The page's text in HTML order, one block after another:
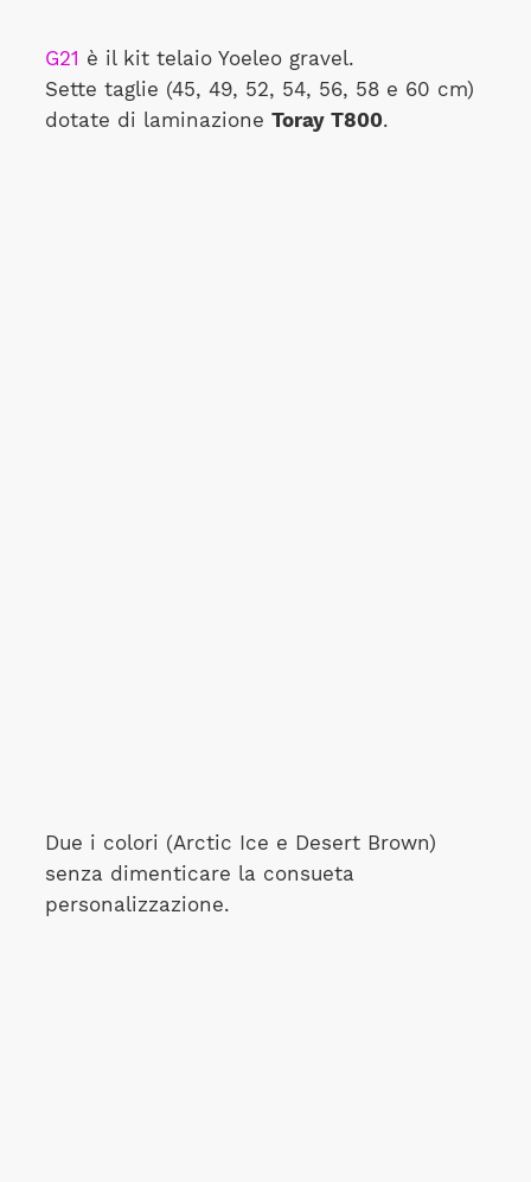
G21 è il kit telaio Yoeleo gravel.
Sette taglie (45, 49, 52, 54, 56, 58 e 60 cm)
dotate di laminazione Toray T800.
Due i colori (Arctic Ice e Desert Brown)
senza dimenticare la consueta
personalizzazione.